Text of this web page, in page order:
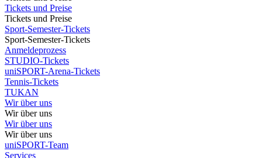
Tickets und Preise
Tickets und Preise
Sport-Semester-Tickets
Sport-Semester-Tickets
Anmeldeprozess
STUDIO-Tickets
uniSPORT-Arena-Tickets
Tennis-Tickets
TUKAN
Wir über uns
Wir über uns
Wir über uns
Wir über uns
uniSPORT-Team
Services